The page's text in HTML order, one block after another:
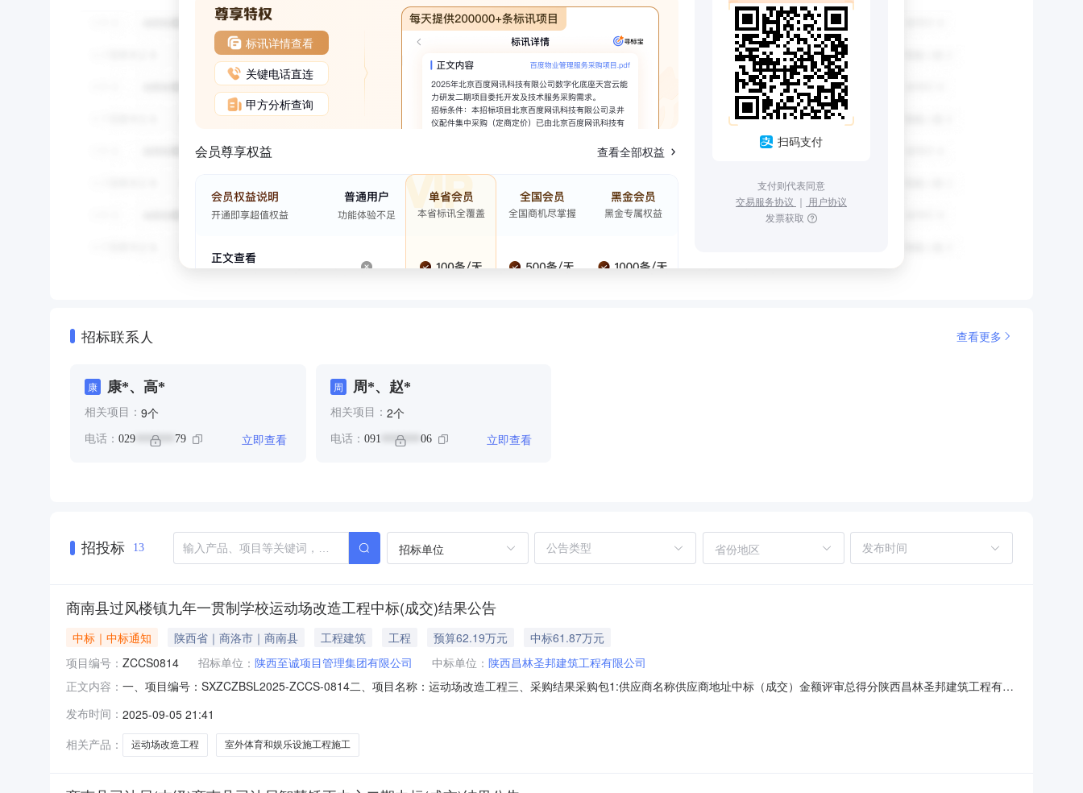
标讯详情查看
关键电话直连
甲方分析查询
会员尊享权益 查看全部权益
扫码支付
支付则代表同意
交易服务协议 ｜ 用户协议
发票获取
招标联系人 查看更多
康 康*、高*
相关项目： 9个
电话： 029 ******* 79 立即查看
周 周*、赵*
相关项目： 2个
电话： 091 ******* 06 立即查看
招投标 13 招标单位 省份地区
商南县过风楼镇九年一贯制学校运动场改造工程中标(成交)结果公告
中标｜中标通知 陕西省｜商洛市｜商南县 工程建筑 工程 预算62.19万元
中标61.87万元
项目编号： ZCCS0814 招标单位： 陕西至诚项目管理集团有限公司 中标单位： 陕西昌林圣邦建筑工程有限公司
正文内容： 一、项目编号：SXZCZBSL2025-ZCCS-0814二、项目名称：运动场改造工程三、采购结果采购包1:供应商名称供应商地址中标（成交）金额评审总得分陕西昌林圣邦建筑工程有限
的施工范围施工工期项目经理执业证书信息金额(元)1室外体育和娱乐设施工程施工运动场改造工程本项目工程量清单及招标文件要求的全部内容合同签订后60日历日何麟陕261
发布时间： 2025-09-05 21:41
相关产品：
运动场改造工程 室外体育和娱乐设施工程施工